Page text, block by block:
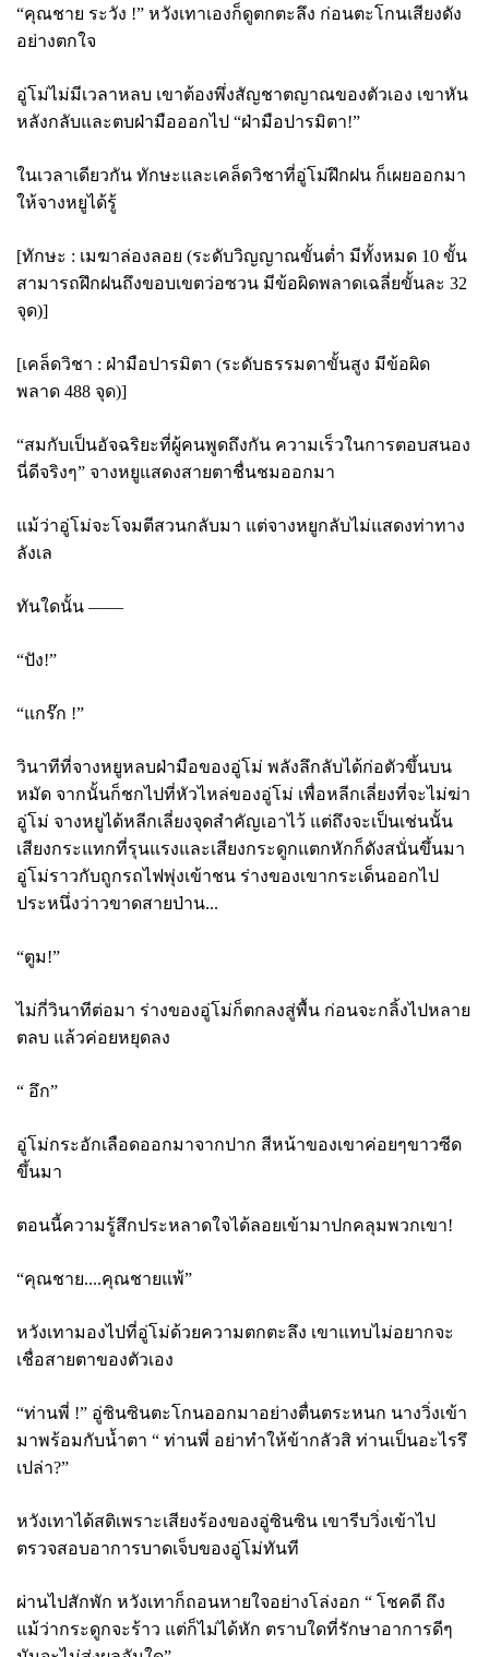
“คุณชาย ระวัง !” หวังเทาเองก็ดูตกตะลึง ก่อนตะโกนเสียงดัง
อย่างตกใจ
อู่โม่ไม่มีเวลาหลบ เขาต้องพึ่งสัญชาตญาณของตัวเอง เขาหัน
หลังกลับและตบฝ่ามือออกไป “ฝ่ามือปารมิตา!”
ในเวลาเดียวกัน ทักษะและเคล็ดวิชาที่อู่โม่ฝึกฝน ก็เผยออกมา
ให้จางหยูได้รู้
[ทักษะ : เมฆาล่องลอย (ระดับวิญญาณขั้นต่ำ มีทั้งหมด 10 ขั้น
สามารถฝึกฝนถึงขอบเขตว่อซวน มีข้อผิดพลาดเฉลี่ยขั้นละ 32
จุด)]
[เคล็ดวิชา : ฝ่ามือปารมิตา (ระดับธรรมดาขั้นสูง มีข้อผิด
พลาด 488 จุด)]
“สมกับเป็นอัจฉริยะที่ผู้คนพูดถึงกัน ความเร็วในการตอบสนอง
นี่ดีจริงๆ” จางหยูแสดงสายตาชื่นชมออกมา
แม้ว่าอู่โม่จะโจมตีสวนกลับมา แต่จางหยูกลับไม่แสดงท่าทาง
ลังเล
ทันใดนั้น ——
“ปัง!”
“แกร๊ก !”
วินาทีที่จางหยูหลบฝ่ามือของอู่โม่ พลังลึกลับได้ก่อตัวขึ้นบน
หมัด จากนั้นก็ชกไปที่หัวไหล่ของอู่โม่ เพื่อหลีกเลี่ยงที่จะไม่ฆ่า
อู่โม่ จางหยูได้หลีกเลี่ยงจุดสำคัญเอาไว้ แต่ถึงจะเป็นเช่นนั้น
เสียงกระแทกที่รุนแรงและเสียงกระดูกแตกหักก็ดังสนั่นขึ้นมา
อู่โม่ราวกับถูกรถไฟพุ่งเข้าชน ร่างของเขากระเด็นออกไป
ประหนึ่งว่าวขาดสายป่าน...
“ตูม!”
ไม่กี่วินาทีต่อมา ร่างของอู่โม่ก็ตกลงสู่พื้น ก่อนจะกลิ้งไปหลาย
ตลบ แล้วค่อยหยุดลง
“ อึก”
อู่โม่กระอักเลือดออกมาจากปาก สีหน้าของเขาค่อยๆขาวซีด
ขึ้นมา
ตอนนี้ความรู้สึกประหลาดใจได้ลอยเข้ามาปกคลุมพวกเขา!
“คุณชาย....คุณชายแพ้”
หวังเทามองไปที่อู่โม่ด้วยความตกตะลึง เขาแทบไม่อยากจะ
เชื่อสายตาของตัวเอง
“ท่านพี่ !” อู่ซินซินตะโกนออกมาอย่างตื่นตระหนก นางวิ่งเข้า
มาพร้อมกับน้ำตา “ ท่านพี่ อย่าทำให้ข้ากลัวสิ ท่านเป็นอะไรรึ
เปล่า?”
หวังเทาได้สติเพราะเสียงร้องของอู่ซินซิน เขารีบวิ่งเข้าไป
ตรวจสอบอาการบาดเจ็บของอู่โม่ทันที
ผ่านไปสักพัก หวังเทาก็ถอนหายใจอย่างโล่งอก “ โชคดี ถึง
แม้ว่ากระดูกจะร้าว แต่ก็ไม่ได้หัก ตราบใดที่รักษาอาการดีๆ